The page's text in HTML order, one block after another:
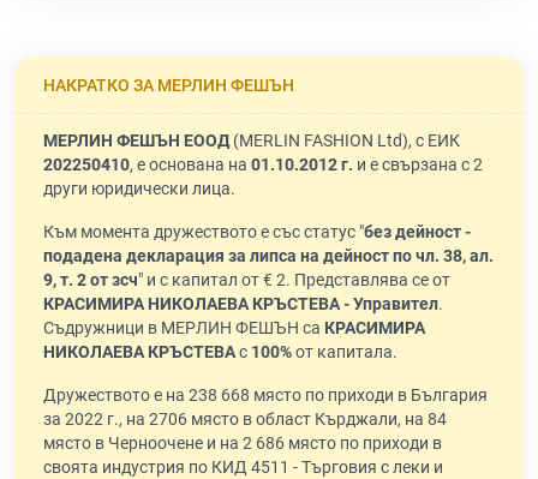
НАКРАТКО ЗА МЕРЛИН ФЕШЪН
МЕРЛИН ФЕШЪН ЕООД(MERLIN FASHION Ltd), с ЕИК
202250410, е основана на 01.10.2012 г. и е свързана с 2
други юридически лица.
Към момента дружеството е със статус "без дейност -
подадена декларация за липса на дейност по чл. 38, ал.
9, т. 2 от зсч" и с капитал от € 2. Представлява се от
КРАСИМИРА НИКОЛАЕВА КРЪСТЕВА - Управител.
Съдружници в МЕРЛИН ФЕШЪН са КРАСИМИРА
НИКОЛАЕВА КРЪСТЕВАс 100%от капитала.
Дружеството е на 238 668 място по приходи в България
за 2022 г., на 2706 място в област Кърджали, на 84
място в Черноочене и на 2 686 място по приходи в
своята индустрия по КИД 4511 - Търговия с леки и